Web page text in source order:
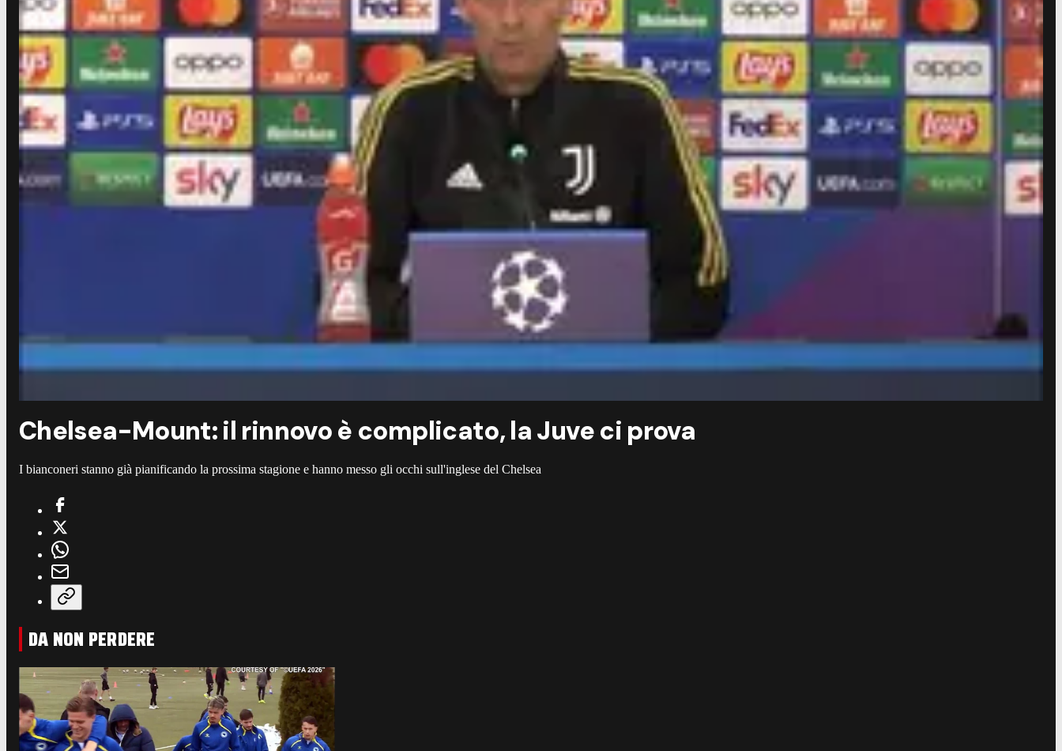
Chelsea-Mount: il rinnovo è complicato, la Juve ci prova
I bianconeri stanno già pianificando la prossima stagione e hanno messo gli occhi sull'inglese del Chelsea
DA NON PERDERE